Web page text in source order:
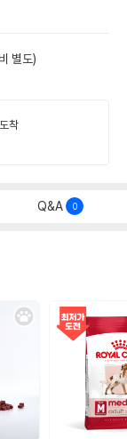
별도)
착
Q&A 0